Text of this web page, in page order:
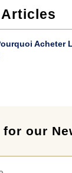
Articles
Acheter
for our